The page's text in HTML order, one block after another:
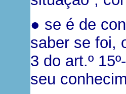
● se é de
saber se foi,
3 do art.º
seu